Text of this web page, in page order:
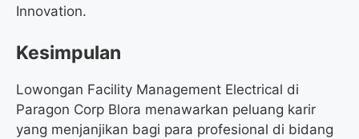
Innovation.
Kesimpulan
Lowongan Facility Management Electrical di
Paragon Corp Blora menawarkan peluang karir
yang menjanjikan bagi para profesional di bidang